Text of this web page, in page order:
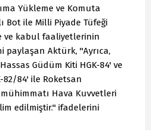
Yükleme ve Komuta
Bot ile Milli Piyade Tüfeği
ve kabul faaliyetlerinin
paylaşan Aktürk, "Ayrıca,
Güdüm Kiti HGK-84' ve
82/84' ile Roketsan
Hava Kuvvetleri
edilmiştir." ifadelerini